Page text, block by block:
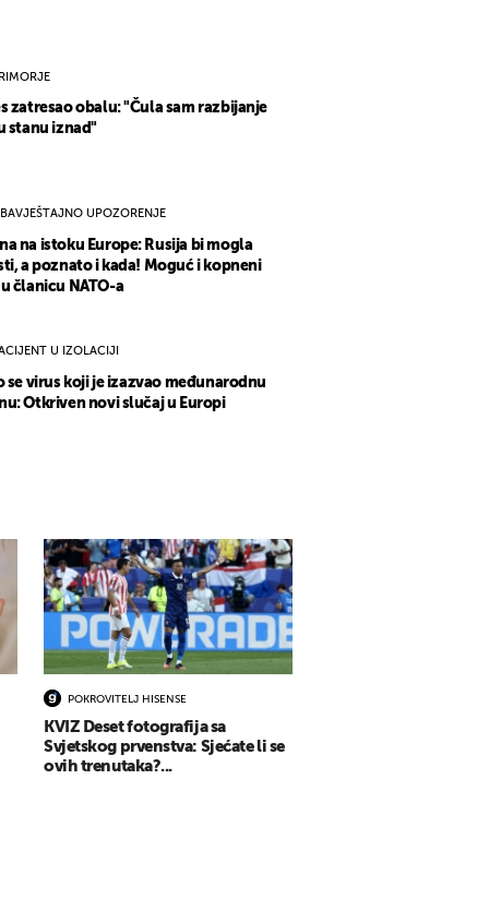
zatresao obalu: "Čula sam razbijanje
stanu iznad"
UPOZORENJE
na istoku Europe: Rusija bi mogla
a poznato i kada! Moguć i kopneni
članicu NATO-a
U IZOLACIJI
se virus koji je izazvao međunarodnu
Otkriven novi slučaj u Europi
POKROVITELJ HISENSE
KVIZ Deset fotografija sa
Svjetskog prvenstva: Sjećate li se
ovih trenutaka?...